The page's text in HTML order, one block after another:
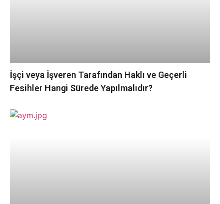
İşçi veya İşveren Tarafından Haklı ve Geçerli
Fesihler Hangi Sürede Yapılmalıdır?